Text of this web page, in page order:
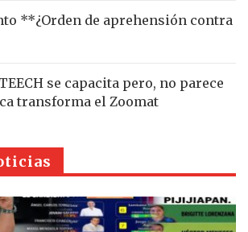
**¿Orden de aprehensión contra
se capacita pero, no parece
transforma el Zoomat